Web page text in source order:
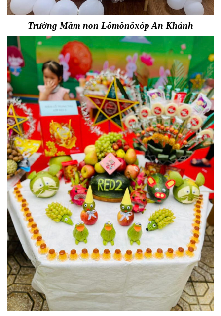
Trường Mầm non Lômônôxốp An Khánh